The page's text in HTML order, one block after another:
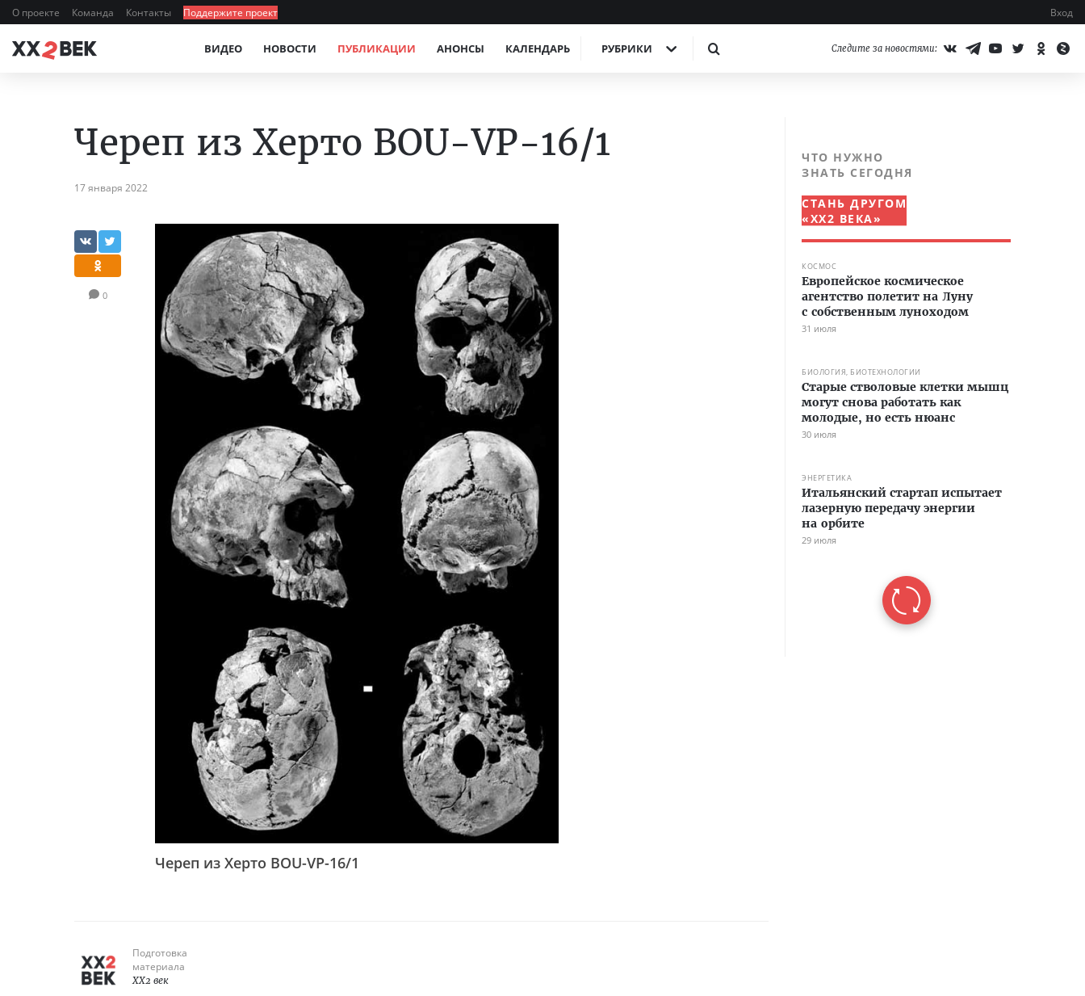
О проекте Команда Контакты Поддержите проект Вход
ВИДЕО НОВОСТИ ПУБЛИКАЦИИ АНОНСЫ КАЛЕНДАРЬ РУБРИКИ Следите за новостями:
Череп из Херто BOU-VP-16/1
17 января 2022
0
Череп из Херто BOU-VP-16/1
Подготовка
материала
XX2 век
ЧТО НУЖНО
ЗНАТЬ СЕГОДНЯ
СТАНЬ ДРУГОМ
«XX2 ВЕКА»
КОСМОС
Европейское космическое
агентство полетит на Луну
с собственным луноходом
31 июля
БИОЛОГИЯ, БИОТЕХНОЛОГИИ
Старые стволовые клетки мышц
могут снова работать как
молодые, но есть нюанс
30 июля
ЭНЕРГЕТИКА
Итальянский стартап испытает
лазерную передачу энергии
на орбите
29 июля